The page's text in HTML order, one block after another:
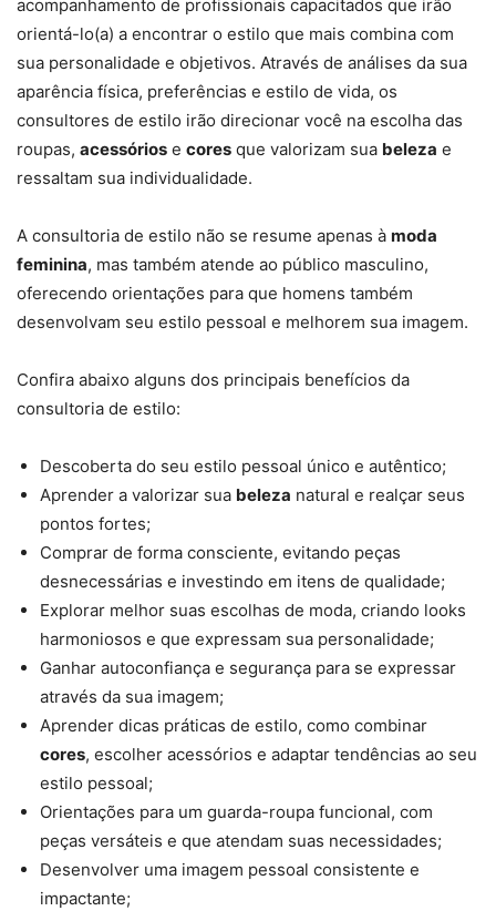
acompanhamento de profissionais capacitados que irão
orientá-lo(a) a encontrar o estilo que mais combina com
sua personalidade e objetivos. Através de análises da sua
aparência física, preferências e estilo de vida, os
consultores de estilo irão direcionar você na escolha das
roupas, acessórios e cores que valorizam sua beleza e
ressaltam sua individualidade.
A consultoria de estilo não se resume apenas à moda
feminina, mas também atende ao público masculino,
oferecendo orientações para que homens também
desenvolvam seu estilo pessoal e melhorem sua imagem.
Confira abaixo alguns dos principais benefícios da
consultoria de estilo:
Descoberta do seu estilo pessoal único e autêntico;
Aprender a valorizar sua beleza natural e realçar seus
pontos fortes;
Comprar de forma consciente, evitando peças
desnecessárias e investindo em itens de qualidade;
Explorar melhor suas escolhas de moda, criando looks
harmoniosos e que expressam sua personalidade;
Ganhar autoconfiança e segurança para se expressar
através da sua imagem;
Aprender dicas práticas de estilo, como combinar
cores, escolher acessórios e adaptar tendências ao seu
estilo pessoal;
Orientações para um guarda-roupa funcional, com
peças versáteis e que atendam suas necessidades;
Desenvolver uma imagem pessoal consistente e
impactante;